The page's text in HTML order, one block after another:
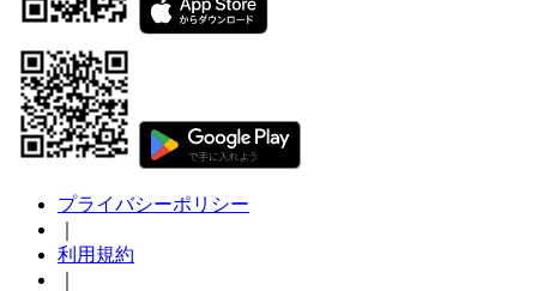
プライバシーポリシー
利用規約